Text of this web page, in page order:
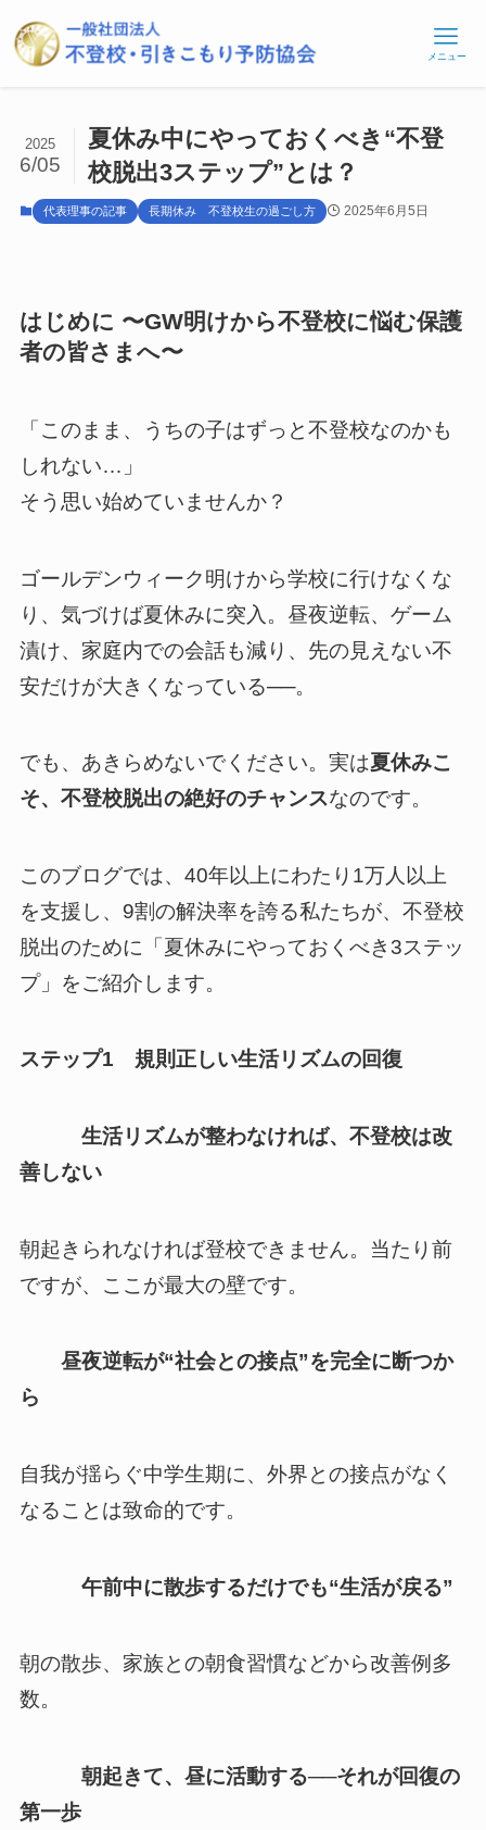
メニュー
夏休み中にやっておくべき“不登
校脱出3ステップ”とは？
2025
6/05
代表理事の記事 長期休み 不登校生の過ごし方 2025年6月5日
はじめに 〜GW明けから不登校に悩む保護
者の皆さまへ〜
「このまま、うちの子はずっと不登校なのかも
しれない…」
そう思い始めていませんか？
ゴールデンウィーク明けから学校に行けなくな
り、気づけば夏休みに突入。昼夜逆転、ゲーム
漬け、家庭内での会話も減り、先の見えない不
安だけが大きくなっている──。
でも、あきらめないでください。実は夏休みこ
そ、不登校脱出の絶好のチャンスなのです。
このブログでは、40年以上にわたり1万人以上
を支援し、9割の解決率を誇る私たちが、不登校
脱出のために「夏休みにやっておくべき3ステッ
プ」をご紹介します。
ステップ1 規則正しい生活リズムの回復
生活リズムが整わなければ、不登校は改
善しない
朝起きられなければ登校できません。当たり前
ですが、ここが最大の壁です。
昼夜逆転が“社会との接点”を完全に断つか
ら
自我が揺らぐ中学生期に、外界との接点がなく
なることは致命的です。
午前中に散歩するだけでも“生活が戻る”
朝の散歩、家族との朝食習慣などから改善例多
数。
朝起きて、昼に活動する──それが回復の
第一歩